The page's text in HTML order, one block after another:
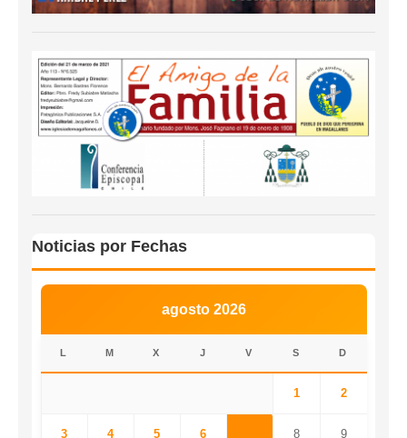
Noticias por Fechas
agosto 2026
L M X J V S D
1 2
3 4 5 6 8 9